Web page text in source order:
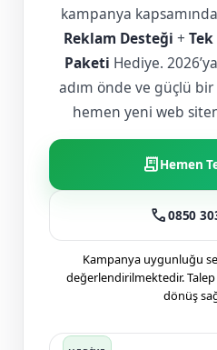
kampanya kapsamında
Reklam Desteği + Tek
Paketi Hediye.
adım önde ve güçlü
hemen yeni web
receipt_longHemen
call0850
Kampanya uygunluğu
değerlendirilmektedir. Talep
dönüş